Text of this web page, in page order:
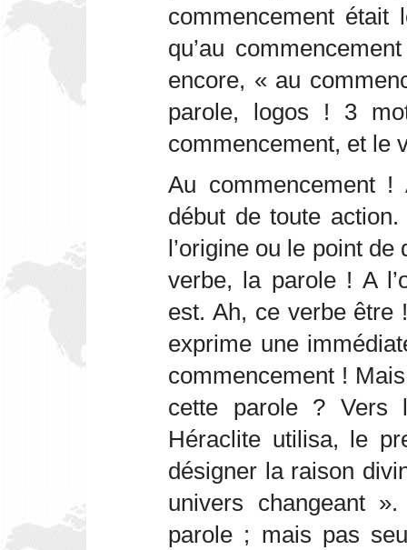
commencement était
qu’au
encore, « au
parole, logos ! 3
commencement, et le
Au commencement
début de toute
l’origine ou le point de
verbe, la parole ! A
est. Ah, ce verbe
exprime une
commencement !
cette parole ? Vers
Héraclite utilisa, le
désigner la raison
univers changeant
parole ; mais pas